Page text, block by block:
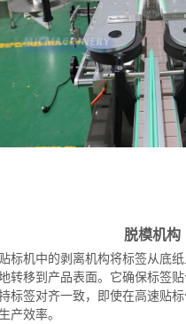
脱模机构
贴标机中的剥离机构将标签从底
转移到产品表面。它确保标签
标签对齐一致，即使在高速贴
生产效率。